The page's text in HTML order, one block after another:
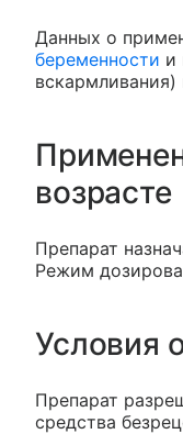
Данных о
беременности и
вскармливания)
возрасте
Препарат
Режим
Условия
Препарат
средства